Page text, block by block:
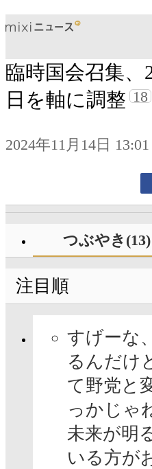
臨時国会召集、
日を軸に調整 18
2024年11月14日 13:01
つぶやき(13)
注目順
すげーな
るんだけ
て野党と
っかじゃ
未来が明
いる方が